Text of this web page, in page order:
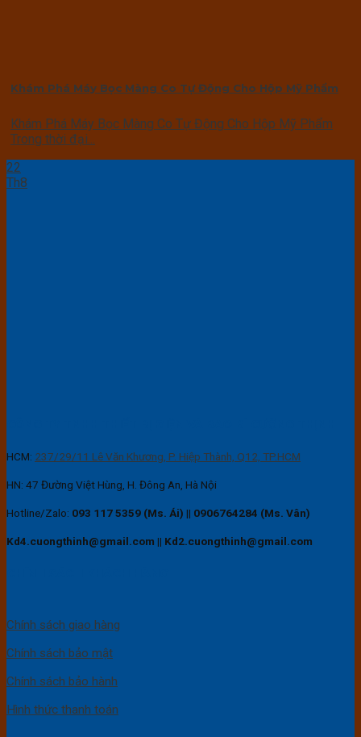
Khám Phá Máy Bọc Màng Co Tự Động Cho Hộp Mỹ Phẩm
Khám Phá Máy Bọc Màng Co Tự Động Cho Hộp Mỹ Phẩm
Trong thời đại...
22
Th8
HCM: 237/29/11 Lê Văn Khương, P. Hiệp Thành, Q12, TP.HCM
HN: 47 Đường Việt Hùng, H. Đông An, Hà Nội
Hotline/Zalo: 093 117 5359 (Ms. Ái) || 0906764284 (Ms. Vân)
Kd4.cuongthinh@gmail.com || Kd2.cuongthinh@gmail.com
Chính sách giao hàng
Chính sách bảo mật
Chính sách bảo hành
Hình thức thanh toán